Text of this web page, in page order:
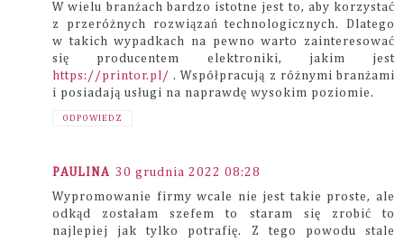
W wielu branżach bardzo istotne jest to, aby korzystać
z przeróżnych rozwiązań technologicznych. Dlatego
w takich wypadkach na pewno warto zainteresować
się producentem elektroniki, jakim jest
https://printor.pl/ . Współpracują z różnymi branżami
i posiadają usługi na naprawdę wysokim poziomie.
ODPOWIEDZ
PAULINA 30 grudnia 2022 08:28
Wypromowanie firmy wcale nie jest takie proste, ale
odkąd zostałam szefem to staram się zrobić to
najlepiej jak tylko potrafię. Z tego powodu stale